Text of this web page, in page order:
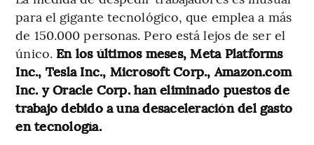
para el gigante tecnológico, que emplea a más
de 150.000 personas. Pero está lejos de ser el
único. En los últimos meses, Meta Platforms
Inc., Tesla Inc., Microsoft Corp., Amazon.com
Inc. y Oracle Corp. han eliminado puestos de
trabajo debido a una desaceleración del gasto
en tecnología.